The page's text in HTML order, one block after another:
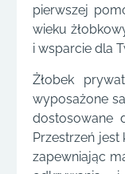
pierwszej
wieku
i wsparcie dla
Żłobek
wyposażone
dostosowane
Przestrzeń
zapewniając